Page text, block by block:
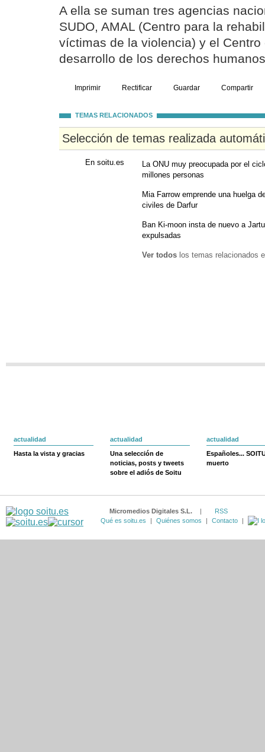
A ella se suman tres agencias
SUDO, AMAL (Centro para la
víctimas de la violencia) y el
desarrollo de los derechos
Imprimir Rectificar Guardar Compartir
TEMAS RELACIONADOS
Selección de temas realizada
En soitu.es
La ONU muy preocupada por el
millones personas
Mia Farrow emprende una huelga
civiles de Darfur
Ban Ki-moon insta de nuevo a
expulsadas
Ver todos los temas relacionados
actualidad
Hasta la vista y gracias
actualidad
Una selección de
noticias, posts y tweets
sobre el adiós de Soitu
actualidad
Españoles...
muerto
Micromedios Digitales S.L. |
RSS
Qué es soitu.es
| Quiénes somos | Contacto |